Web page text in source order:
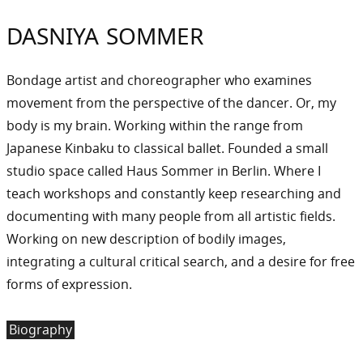
DASNIYA SOMMER
Bondage artist and choreographer who examines
movement from the perspective of the dancer. Or, my
body is my brain. Working within the range from
Japanese Kinbaku to classical ballet. Founded a small
studio space called Haus Sommer in Berlin. Where I
teach workshops and constantly keep researching and
documenting with many people from all artistic fields.
Working on new description of bodily images,
integrating a cultural critical search, and a desire for free
forms of expression.
Biography